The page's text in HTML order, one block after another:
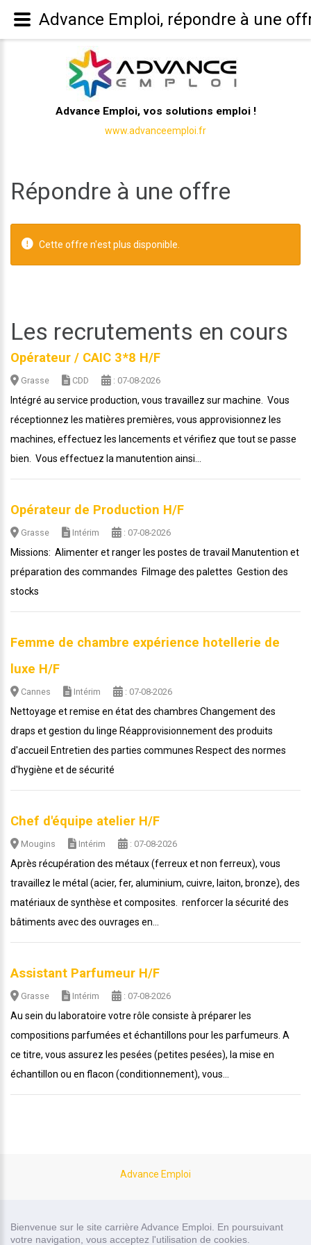
Bienvenue sur le site carrière Advance Emploi. En poursuivant
votre navigation, vous acceptez l'utilisation de cookies.
Advance Emploi, vos solutions emploi !
www.advanceemploi.fr
Répondre à une offre
Cette offre n'est plus disponible.
Les recrutements en cours
Opérateur / CAIC 3*8 H/F
Grasse CDD : 07-08-2026
Intégré au service production, vous travaillez sur machine. Vous
réceptionnez les matières premières, vous approvisionnez les
machines, effectuez les lancements et vérifiez que tout se passe
bien. Vous effectuez la manutention ainsi...
Opérateur de Production H/F
Grasse Intérim : 07-08-2026
Missions: Alimenter et ranger les postes de travail Manutention et
préparation des commandes Filmage des palettes Gestion des
stocks
Femme de chambre expérience hotellerie de
luxe H/F
Cannes Intérim : 07-08-2026
Nettoyage et remise en état des chambres Changement des
draps et gestion du linge Réapprovisionnement des produits
d'accueil Entretien des parties communes Respect des normes
d'hygiène et de sécurité
Chef d'équipe atelier H/F
Mougins Intérim : 07-08-2026
Après récupération des métaux (ferreux et non ferreux), vous
travaillez le métal (acier, fer, aluminium, cuivre, laiton, bronze), des
matériaux de synthèse et composites. renforcer la sécurité des
bâtiments avec des ouvrages en...
Assistant Parfumeur H/F
Grasse Intérim : 07-08-2026
Au sein du laboratoire votre rôle consiste à préparer les
compositions parfumées et échantillons pour les parfumeurs. A
ce titre, vous assurez les pesées (petites pesées), la mise en
échantillon ou en flacon (conditionnement), vous...
Advance Emploi
Recrutor, logiciel de recrutement
Advance Emploi, répondre à une